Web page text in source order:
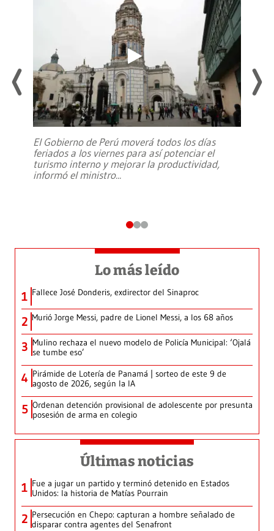
El Gobierno de Perú moverá todos los días
feriados a los viernes para así potenciar el
turismo interno y mejorar la productividad,
informó el ministro...
Lo más leído
1 Fallece José Donderis, exdirector del Sinaproc
2 Murió Jorge Messi, padre de Lionel Messi, a los 68 años
3 Mulino rechaza el nuevo modelo de Policía Municipal: ‘Ojalá
se tumbe eso’
4 Pirámide de Lotería de Panamá | sorteo de este 9 de
agosto de 2026, según la IA
5 Ordenan detención provisional de adolescente por presunta
posesión de arma en colegio
Últimas noticias
1 Fue a jugar un partido y terminó detenido en Estados
Unidos: la historia de Matías Pourrain
2 Persecución en Chepo: capturan a hombre señalado de
disparar contra agentes del Senafront